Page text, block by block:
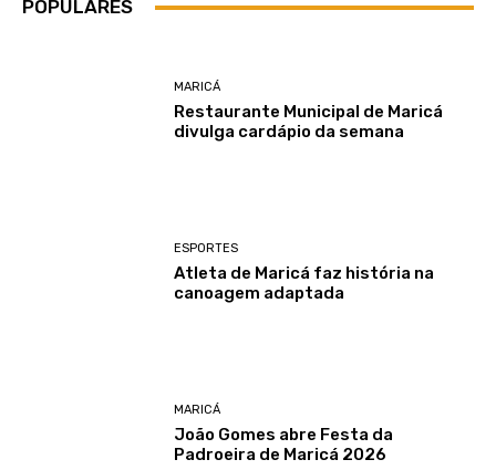
POPULARES
MARICÁ
Restaurante Municipal de Maricá
divulga cardápio da semana
ESPORTES
Atleta de Maricá faz história na
canoagem adaptada
MARICÁ
João Gomes abre Festa da
Padroeira de Maricá 2026